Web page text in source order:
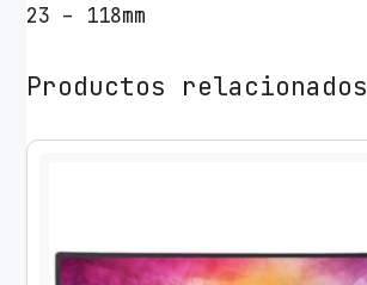
23 – 118mm
Productos relacionados